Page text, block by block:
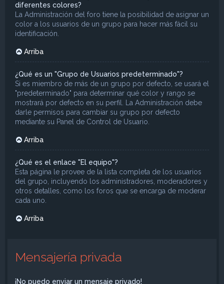
diferentes colores?
La Administración del foro tiene la posibilidad de asignar un
color a los usuarios de un grupo para hacer más fácil su
identificación.
Arriba
¿Qué es un "Grupo de Usuarios predeterminado"?
Si es miembro de más de un grupo por defecto, se usará el
"predeterminado" para determinar qué color y rango se
mostrará por defecto en su perfil. La Administración debe
darle permisos para cambiar su grupo por defecto
mediante su Panel de Control de Usuario.
Arriba
¿Qué es el enlace "El equipo"?
Esta página le provee de la lista completa de los usuarios
del grupo, incluyendo los administradores, moderadores y
otros detalles, como los foros que se encarga de moderar
cada uno.
Arriba
Mensajería privada
¡No puedo enviar un mensaje privado!